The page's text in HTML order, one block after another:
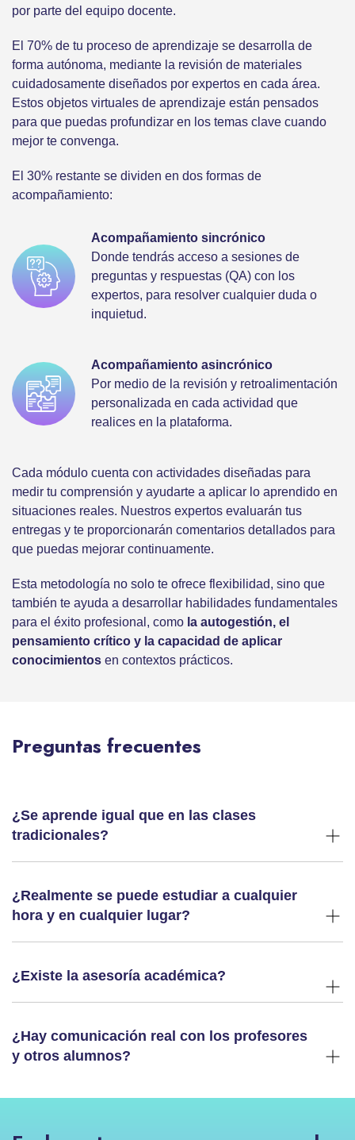
por parte del equipo docente.
El 70% de tu proceso de aprendizaje se desarrolla de
forma autónoma, mediante la revisión de materiales
cuidadosamente diseñados por expertos en cada área.
Estos objetos virtuales de aprendizaje están pensados
para que puedas profundizar en los temas clave cuando
mejor te convenga.
El 30% restante se dividen en dos formas de
acompañamiento:
Acompañamiento sincrónico
Donde tendrás acceso a sesiones de
preguntas y respuestas (QA) con los
expertos, para resolver cualquier duda o
inquietud.
Acompañamiento asincrónico
Por medio de la revisión y retroalimentación
personalizada en cada actividad que
realices en la plataforma.
Cada módulo cuenta con actividades diseñadas para
medir tu comprensión y ayudarte a aplicar lo aprendido en
situaciones reales. Nuestros expertos evaluarán tus
entregas y te proporcionarán comentarios detallados para
que puedas mejorar continuamente.
Esta metodología no solo te ofrece flexibilidad, sino que
también te ayuda a desarrollar habilidades fundamentales
para el éxito profesional, como la autogestión, el
pensamiento crítico y la capacidad de aplicar
conocimientos en contextos prácticos.
Preguntas frecuentes
¿Se aprende igual que en las clases
tradicionales?
¿Realmente se puede estudiar a cualquier
hora y en cualquier lugar?
¿Existe la asesoría académica?
¿Hay comunicación real con los profesores
y otros alumnos?